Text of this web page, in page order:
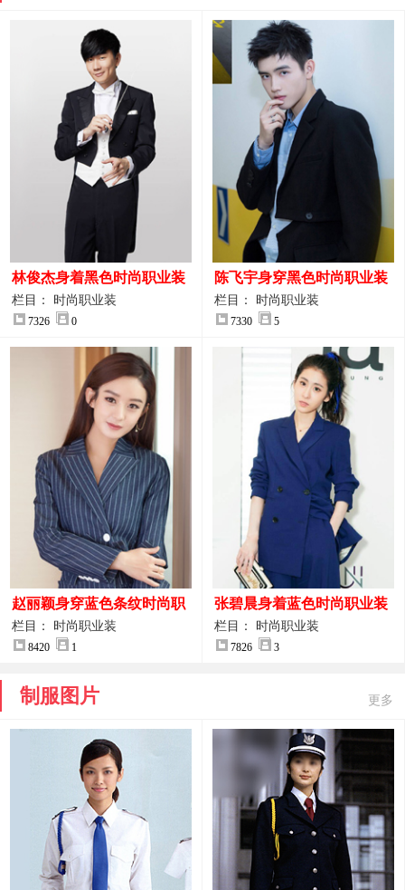
林俊杰身着黑色时尚职业装
制服图片
栏目： 时尚职业装
7326 0
陈飞宇身穿黑色时尚职业装
图片
栏目： 时尚职业装
7330 5
赵丽颖身穿蓝色条纹时尚职
业装图片
栏目： 时尚职业装
8420 1
张碧晨身着蓝色时尚职业装
服装图片
栏目： 时尚职业装
7826 3
制服图片 更多